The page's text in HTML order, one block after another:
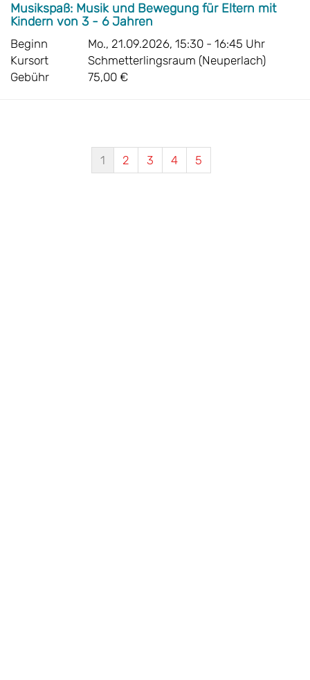
Musikspaß: Musik und Bewegung für Eltern mit
Kindern von 3 - 6 Jahren
Beginn
Mo., 21.09.2026, 15:30 - 16:45 Uhr
Kursort
Schmetterlingsraum (Neuperlach)
Gebühr
75,00 €
1 2 3 4 5